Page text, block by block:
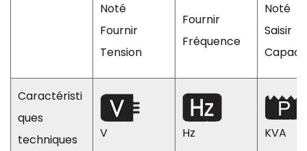
Noté
Fournir
Tension
Fournir
Fréquence
Noté
Saisir
Caractéristi
ques
techniques
V Hz KVA